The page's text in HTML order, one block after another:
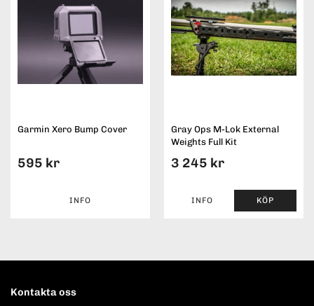
Garmin Xero Bump Cover
595 kr
INFO
Gray Ops M-Lok External
Weights Full Kit
3 245 kr
INFO KÖP
Kontakta oss